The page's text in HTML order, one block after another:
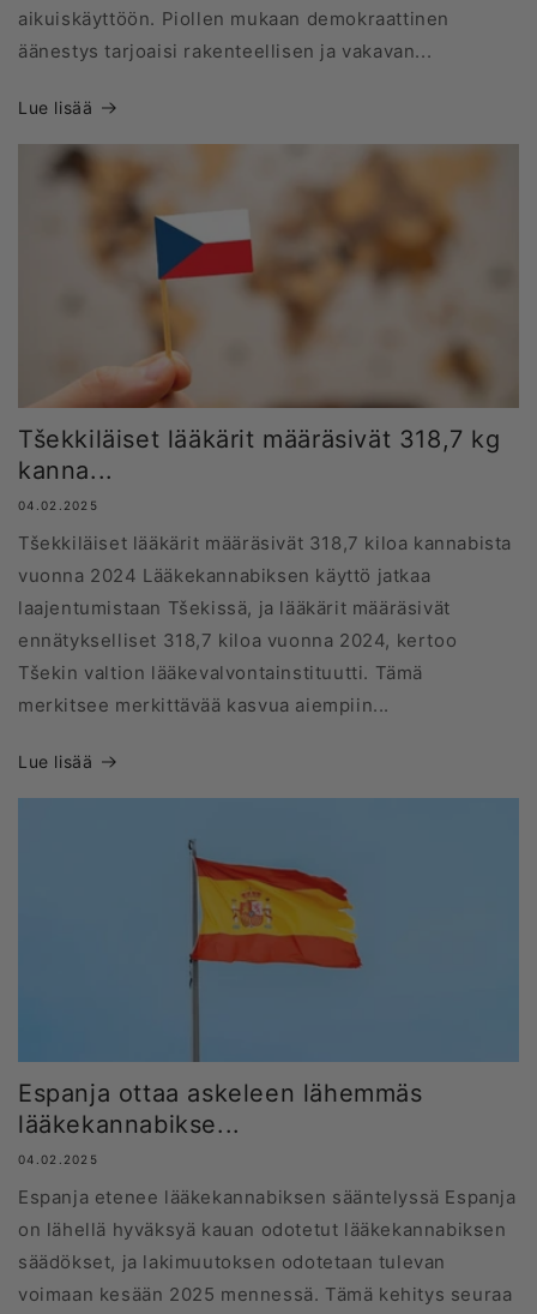
aikuiskäyttöön. Piollen mukaan demokraattinen
äänestys tarjoaisi rakenteellisen ja vakavan...
Lue lisää
Tšekkiläiset lääkärit määräsivät 318,7 kg
kanna...
04.02.2025
Tšekkiläiset lääkärit määräsivät 318,7 kiloa kannabista
vuonna 2024 Lääkekannabiksen käyttö jatkaa
laajentumistaan Tšekissä, ja lääkärit määräsivät
ennätykselliset 318,7 kiloa vuonna 2024, kertoo
Tšekin valtion lääkevalvontainstituutti. Tämä
merkitsee merkittävää kasvua aiempiin...
Lue lisää
Espanja ottaa askeleen lähemmäs
lääkekannabikse...
04.02.2025
Espanja etenee lääkekannabiksen sääntelyssä Espanja
on lähellä hyväksyä kauan odotetut lääkekannabiksen
säädökset, ja lakimuutoksen odotetaan tulevan
voimaan kesään 2025 mennessä. Tämä kehitys seuraa